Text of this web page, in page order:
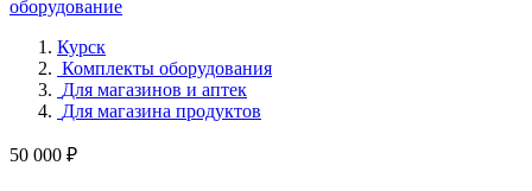
оборудование
Курск
Комплекты оборудования
Для магазинов и аптек
Для магазина продуктов
50 000 ₽